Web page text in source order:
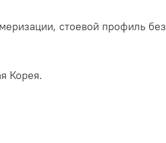
стоевой профиль без
Корея.